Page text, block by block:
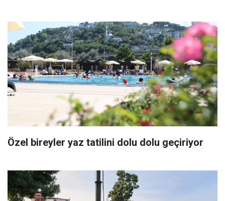
Özel bireyler yaz tatilini dolu dolu geçiriyor